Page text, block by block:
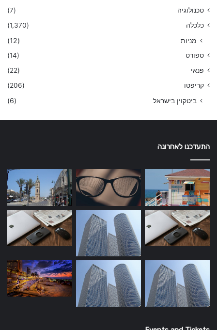
טכנולוגיה
(7)
כלכלה
(1,370)
מניות (12)
ספורט
(14)
פנאי
(22)
קריפטו
(206)
ביטקוין בישראל (6)
התעדכנו לאחרונה